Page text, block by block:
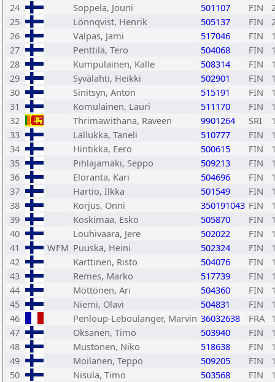
24
Soppela, Jouni 501107 FIN
25
Lönnqvist, Henrik 505137 FIN
26
Valpas, Jami 517046 FIN
27
Penttilä, Tero 504068 FIN
28
Kumpulainen, Kalle 508314 FIN
29
Syvälahti, Heikki 502901 FIN
30
Sinitsyn, Anton 515191 FIN
31
Komulainen, Lauri 511170 FIN
32
Thrimawithana, Raveen 9901264 SRI
33
Lallukka, Taneli 510777 FIN
34
Hintikka, Eero 500615 FIN
35
Pihlajamäki, Seppo 509213 FIN
36
Eloranta, Kari 504696 FIN
37
Hartio, Ilkka 501549 FIN
38
Korjus, Onni 350191043 FIN
39
Koskimaa, Esko 505870 FIN
40
Louhivaara, Jere 502022 FIN
41
WFM Puuska, Heini 502324 FIN
42
Karttinen, Risto 504076 FIN
43
Remes, Marko 517739 FIN
44
Möttönen, Ari 504360 FIN
45
Niemi, Olavi 504831 FIN
46
Penloup-Leboulanger, Marvin 36032638 FRA
47
Oksanen, Timo 503940 FIN
48
Mustonen, Niko 518638 FIN
49
Moilanen, Teppo 509205 FIN
50
Nisula, Timo 503568 FIN